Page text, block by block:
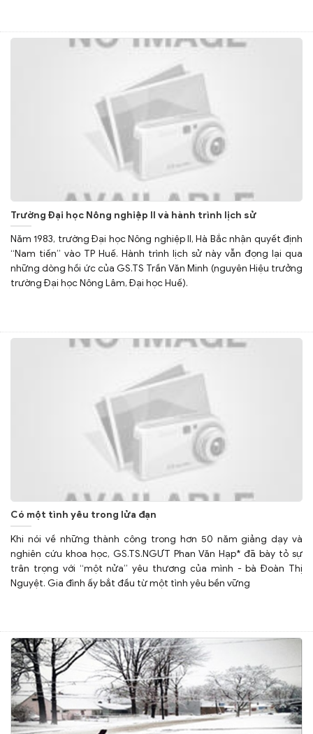
Trường Đại học Nông nghiệp II và hành trình lịch sử
Năm 1983, trường Đại học Nông nghiệp II, Hà Bắc nhận quyết định
“Nam tiến” vào TP Huế. Hành trình lịch sử này vẫn đọng lại qua
những dòng hồi ức của GS.TS Trần Văn Minh (nguyên Hiệu trưởng
trường Đại học Nông Lâm, Đại học Huế).
Có một tình yêu trong lửa đạn
Khi nói về những thành công trong hơn 50 năm giảng dạy và
nghiên cứu khoa học, GS.TS.NGƯT Phan Văn Hạp* đã bày tỏ sự
trân trọng với “một nửa” yêu thương của mình - bà Đoàn Thị
Nguyệt. Gia đình ấy bắt đầu từ một tình yêu bền vững